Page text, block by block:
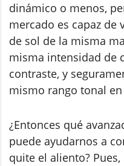
dinámico o menos,
mercado es capaz de
de sol de la misma
misma intensidad de
contraste, y
mismo rango tonal
¿Entonces qué
puede ayudarnos a
quite el aliento?